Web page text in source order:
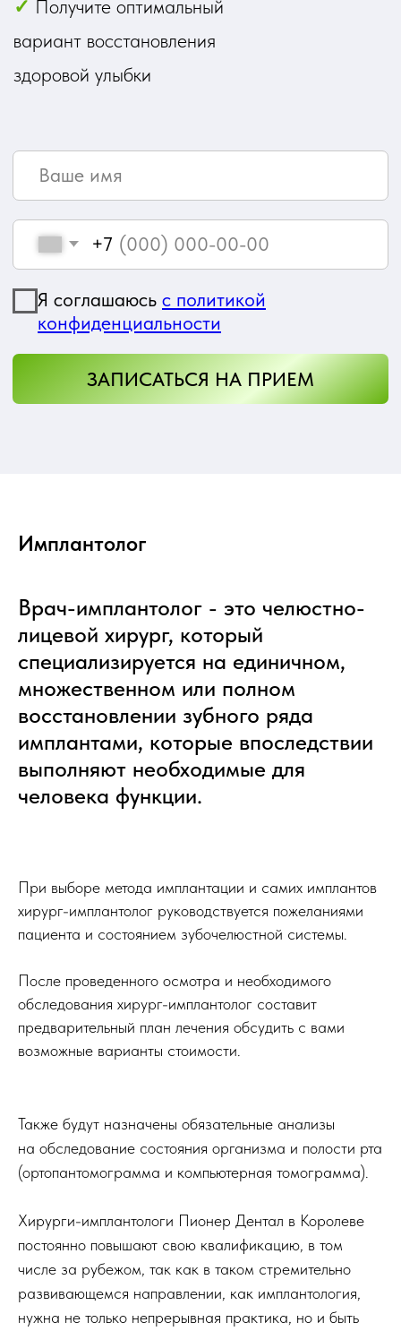
Имплантолог
Врач-имплантолог - это челюстно-
лицевой хирург, который
специализируется на единичном,
множественном или полном
восстановлении зубного ряда
имплантами, которые впоследствии
выполняют необходимые для
человека функции.
При выборе метода имплантации и самих имплантов
хирург-имплантолог руководствуется пожеланиями
пациента и состоянием зубочелюстной системы.
После проведенного осмотра и необходимого
обследования хирург-имплантолог составит
предварительный план лечения обсудить с вами
возможные варианты стоимости.
Также будут назначены обязательные анализы
на обследование состояния организма и полости рта
(ортопантомограмма и компьютерная томограмма).
Хирурги-имплантологи Пионер Дентал в Королеве
постоянно повышают свою квалификацию, в том
числе за рубежом, так как в таком стремительно
развивающемся направлении, как имплантология,
нужна не только непрерывная практика, но и быть
ЗАДАТЬ ВОПРОС